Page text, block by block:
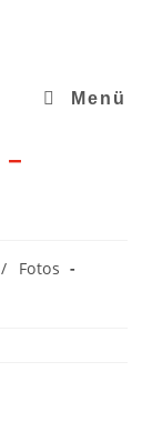
Menü
/
Fotos